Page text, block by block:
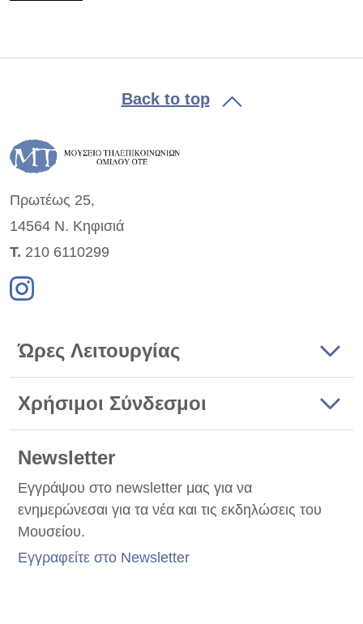
Back to top
Πρωτέως 25,
14564 Ν. Κηφισιά
Τ. 210 6110299
Ώρες Λειτουργίας
Χρήσιμοι Σύνδεσμοι
Newsletter
Εγγράψου στο newsletter μας για να
ενημερώνεσαι για τα νέα και τις εκδηλώσεις του
Μουσείου.
Εγγραφείτε στο Newsletter